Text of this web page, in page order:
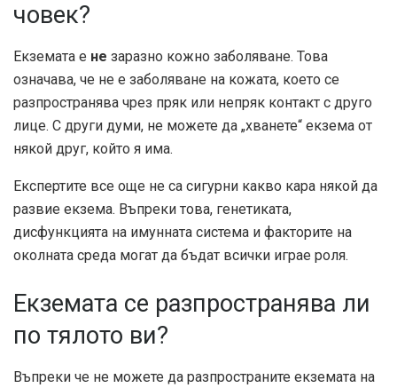
човек?
Екземата е не заразно кожно заболяване. Това
означава, че не е заболяване на кожата, което се
разпространява чрез пряк или непряк контакт с друго
лице. С други думи, не можете да „хванете“ екзема от
някой друг, който я има.
Експертите все още не са сигурни какво кара някой да
развие екзема. Въпреки това, генетиката,
дисфункцията на имунната система и факторите на
околната среда могат да бъдат всички играе роля.
Екземата се разпространява ли
по тялото ви?
Въпреки че не можете да разпространите екземата на